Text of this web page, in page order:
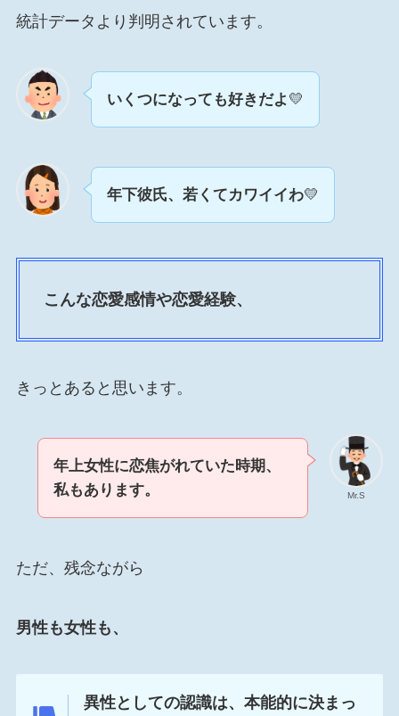
統計データより判明されています。
いくつになっても好きだよ 💛
年下彼氏、若くてカワイイわ💛
こんな恋愛感情や恋愛経験、
きっとあると思います。
Mr.S
年上女性に恋焦がれていた時期、
私もあります。
ただ、残念ながら
男性も女性も、
異性としての認識は、本能的に決まっ